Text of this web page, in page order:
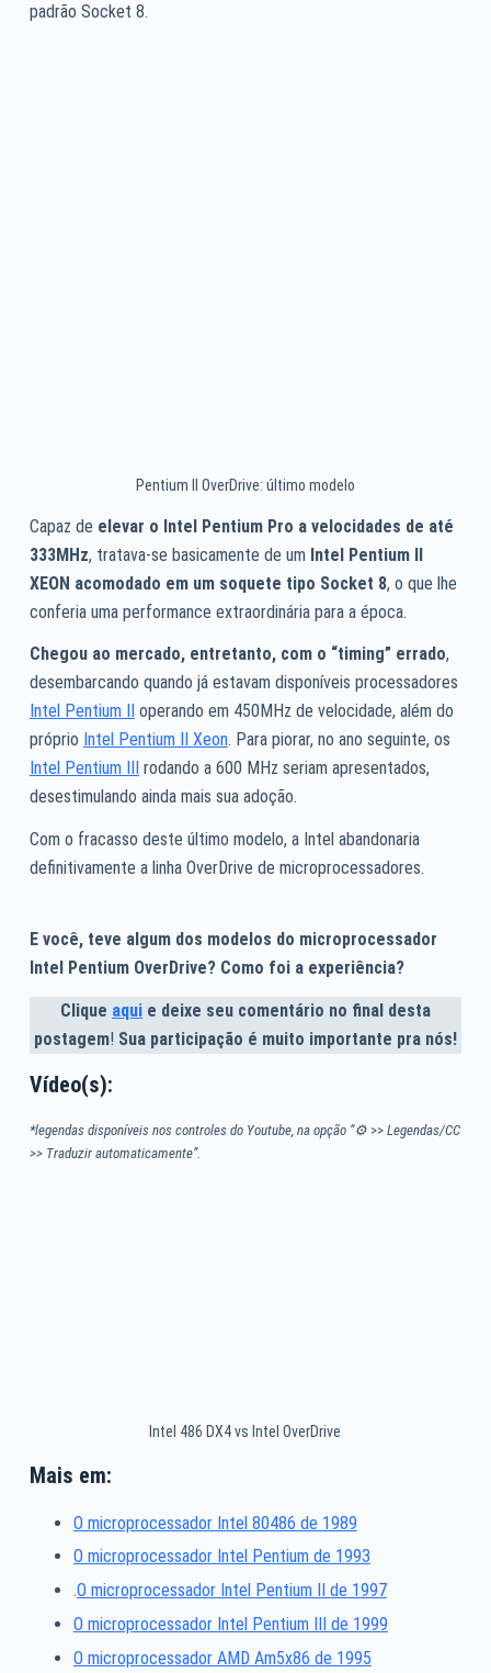
padrão Socket 8.
Pentium II OverDrive: último modelo
Capaz de elevar o Intel Pentium Pro a velocidades de até
333MHz, tratava-se basicamente de um Intel Pentium II
XEON acomodado em um soquete tipo Socket 8, o que lhe
conferia uma performance extraordinária para a época.
Chegou ao mercado, entretanto, com o “timing” errado,
desembarcando quando já estavam disponíveis processadores
Intel Pentium II
operando em 450MHz de velocidade, além do
próprio Intel Pentium II Xeon. Para piorar, no ano seguinte, os
Intel Pentium III
rodando a 600 MHz seriam apresentados,
desestimulando ainda mais sua adoção.
Com o fracasso deste último modelo, a Intel abandonaria
definitivamente a linha OverDrive de microprocessadores.
E você, teve algum dos modelos do microprocessador
Intel Pentium OverDrive? Como foi a experiência?
Clique aquie deixe seu comentário no final desta
postagem! Sua participação é muito importante pra nós!
Vídeo(s):
*legendas disponíveis nos controles do Youtube, na opção “⚙>> Legendas/CC
>> Traduzir automaticamente”.
Intel 486 DX4 vs Intel OverDrive
Mais em:
O microprocessador Intel 80486 de 1989
O microprocessador Intel Pentium de 1993
.O microprocessador Intel Pentium II de 1997
O microprocessador Intel Pentium III de 1999
O microprocessador AMD Am5x86 de 1995